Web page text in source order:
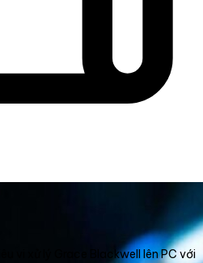
vi xử lý Grace Blackwell lên PC với